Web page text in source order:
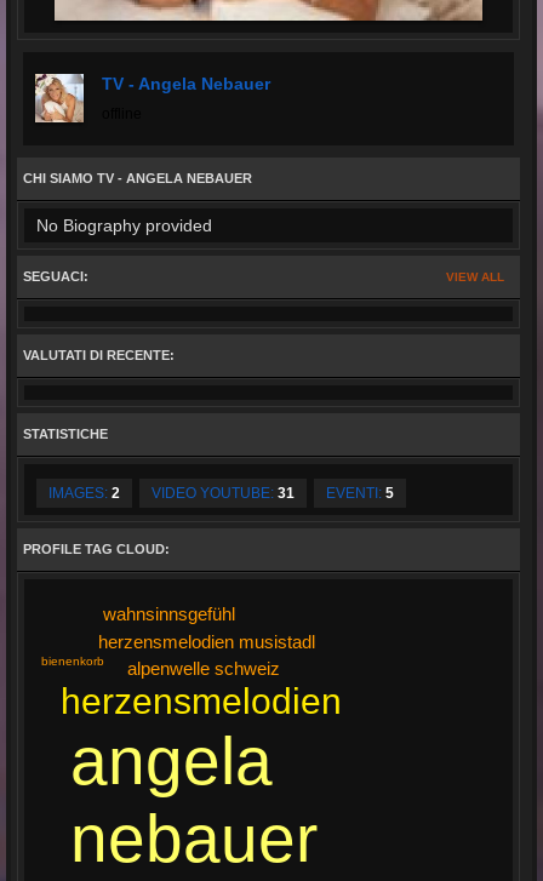
TV - Angela Nebauer
CHI SIAMO TV - ANGELA NEBAUER
No Biography provided
VIEW ALL
SEGUACI:
VALUTATI DI RECENTE:
STATISTICHE
IMAGES: 2 VIDEO YOUTUBE: 31 EVENTI: 5
PROFILE TAG CLOUD:
angela
nebauer
herzensmelodien
alpenwelle schweiz
herzensmelodien musistadl
wahnsinnsgefühl
bienenkorb